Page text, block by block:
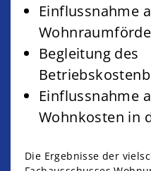
Einflussnahme
Begleitung des
Einflussnahme
Wohnkosten in
Die Ergebnisse der